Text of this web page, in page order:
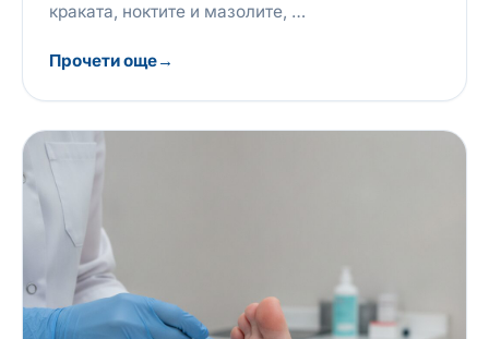
краката, ноктите и мазолите, …
Прочети още